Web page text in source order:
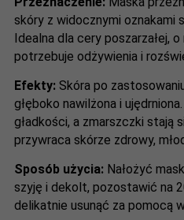
skóry z widocznymi oznakami
Idealna dla cery poszarzałej,
potrzebuje odżywienia i
Efekty: Skóra po
głęboko nawilżona i
gładkości, a zmarszczki stają
przywraca skórze zdrowy,
Sposób użycia: Nałożyć
szyję i dekolt, pozostawić na
delikatnie usunąć za pomocą